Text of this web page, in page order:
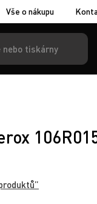
Vše o nákupu